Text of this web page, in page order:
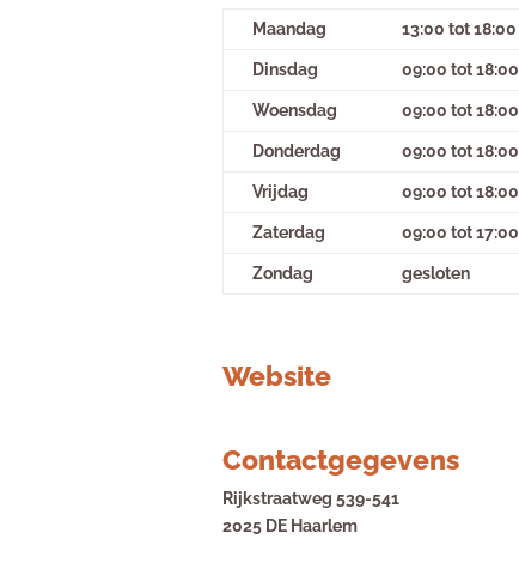
Maandag 13:00 tot 18:00
Dinsdag 09:00 tot 18:00
Woensdag 09:00 tot 18:00
Donderdag 09:00 tot 18:00
Vrijdag 09:00 tot 18:00
Zaterdag 09:00 tot 17:00
Zondag gesloten
Website
Contactgegevens
Rijkstraatweg 539-541
2025 DE Haarlem